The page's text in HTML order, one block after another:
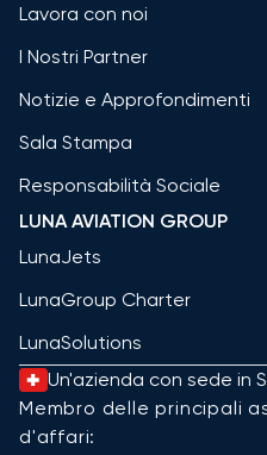
Lavora con noi
I Nostri Partner
Notizie e Approfondimenti
Sala Stampa
Responsabilità Sociale
LUNA AVIATION GROUP
LunaJets
LunaGroup Charter
LunaSolutions
Un'azienda con sede in
Membro delle principali
d'affari: